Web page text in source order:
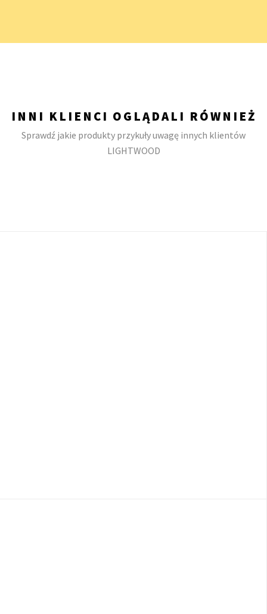
INNI KLIENCI OGLĄDALI RÓWNIEŻ
Sprawdź jakie produkty przykuły uwagę innych klientów
LIGHTWOOD